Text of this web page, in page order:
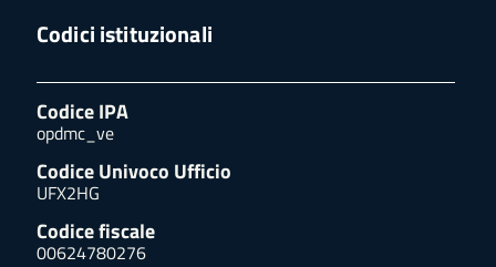
Codici istituzionali
Codice IPA
opdmc_ve
Codice Univoco Ufficio
UFX2HG
Codice fiscale
00624780276